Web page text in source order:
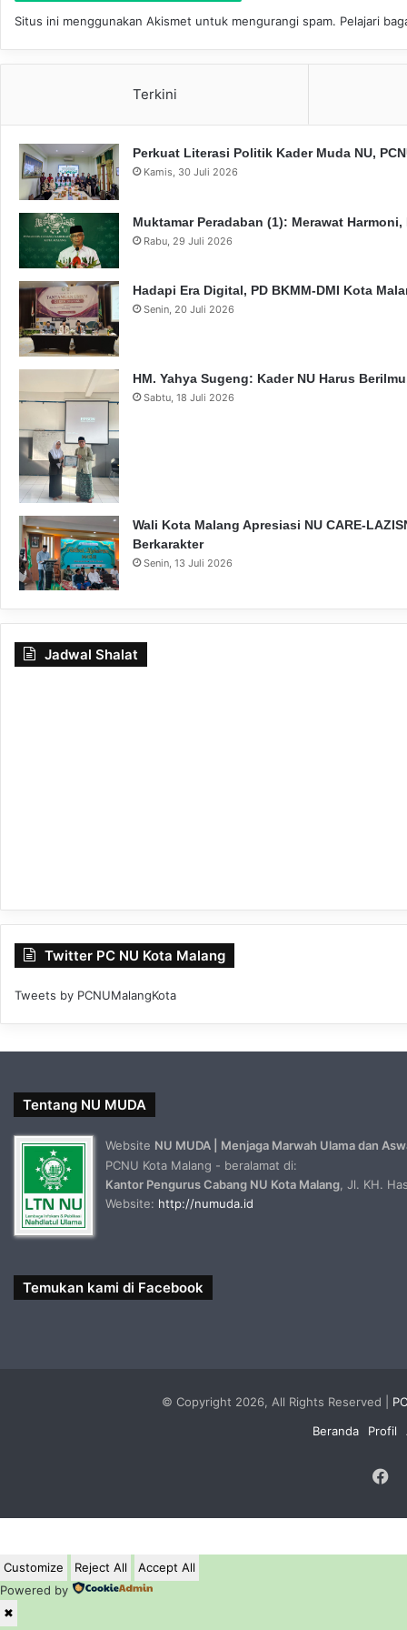
Situs ini menggunakan Akismet untuk mengurangi spam. Pelajari
Terkini
Perkuat Literasi Politik Kader Muda NU,
Kamis, 30 Juli 2026
Muktamar Peradaban (1): Merawat
Rabu, 29 Juli 2026
Hadapi Era Digital, PD BKMM-DMI Kota
Senin, 20 Juli 2026
HM. Yahya Sugeng: Kader NU Harus
Sabtu, 18 Juli 2026
Wali Kota Malang Apresiasi NU CARE-
Berkarakter
Senin, 13 Juli 2026
Jadwal Shalat
Twitter PC NU Kota Malang
Tweets by PCNUMalangKota
Tentang NU MUDA
Website NU MUDA | Menjaga Marwah Ulama dan
PCNU Kota Malang - beralamat di:
Kantor Pengurus Cabang NU Kota Malang , Jl. KH.
Website: http://numuda.id
Temukan kami di Facebook
© Copyright 2026, All Rights Reserved |
Beranda
Profil
Customize Reject All
Accept All
Powered by
✖